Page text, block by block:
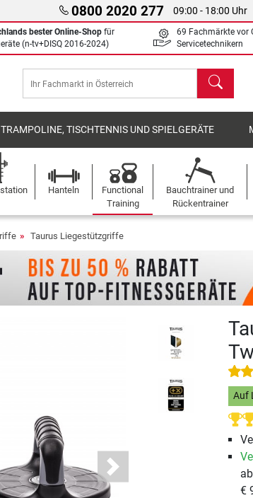
0800 2020 277 09:00 - 18:00 Uhr
bester Online-Shop für
(n-tv+DISQ 2016-2024)
69 Fachmärkte vor
Servicetechnikern
Suchen
TRAMPOLINE, TISCHTENNIS UND SPIELGERÄTE
Hanteln
Functional
Training
Bauchtrainer und
Rückentrainer
Taurus Liegestützgriffe
Next
Auf
€